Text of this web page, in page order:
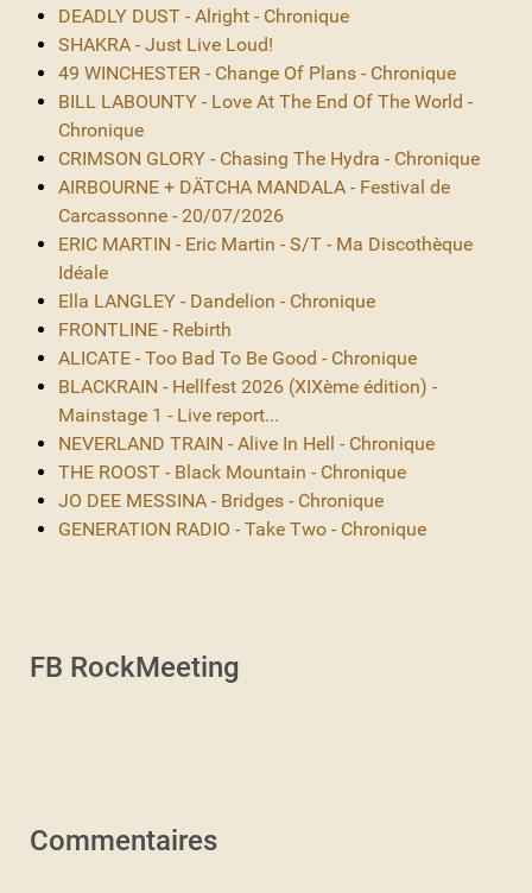
DEADLY DUST - Alright - Chronique
SHAKRA - Just Live Loud!
49 WINCHESTER - Change Of Plans - Chronique
BILL LABOUNTY - Love At The End Of The World -
Chronique
CRIMSON GLORY - Chasing The Hydra - Chronique
AIRBOURNE + DÄTCHA MANDALA - Festival de
Carcassonne - 20/07/2026
ERIC MARTIN - Eric Martin - S/T - Ma Discothèque
Idéale
Ella LANGLEY - Dandelion - Chronique
FRONTLINE - Rebirth
ALICATE - Too Bad To Be Good - Chronique
BLACKRAIN - Hellfest 2026 (XIXème édition) -
Mainstage 1 - Live report...
NEVERLAND TRAIN - Alive In Hell - Chronique
THE ROOST - Black Mountain - Chronique
JO DEE MESSINA - Bridges - Chronique
GENERATION RADIO - Take Two - Chronique
FB RockMeeting
Commentaires